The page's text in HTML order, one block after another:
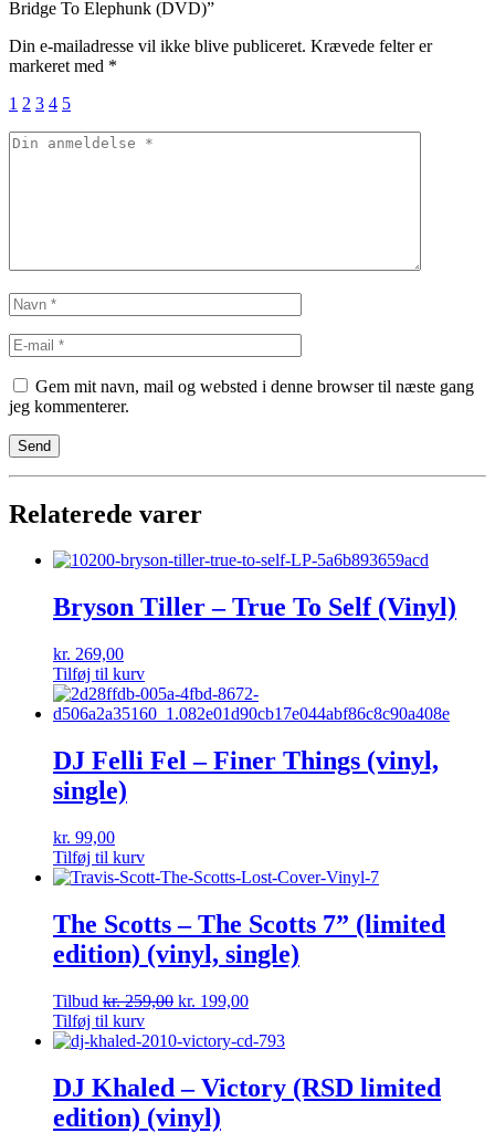
Bridge To Elephunk (DVD)”
Din e-mailadresse vil ikke blive publiceret. Krævede felter er
markeret med *
1 2 3 4 5
Gem mit navn, mail og websted i denne browser til næste gang
jeg kommenterer.
Relaterede varer
Bryson Tiller – True To Self (Vinyl)
kr. 269,00
Tilføj til kurv
DJ Felli Fel – Finer Things (vinyl,
single)
kr. 99,00
Tilføj til kurv
The Scotts – The Scotts 7” (limited
edition) (vinyl, single)
Tilbud kr.259,00 kr. 199,00
Tilføj til kurv
DJ Khaled – Victory (RSD limited
edition) (vinyl)